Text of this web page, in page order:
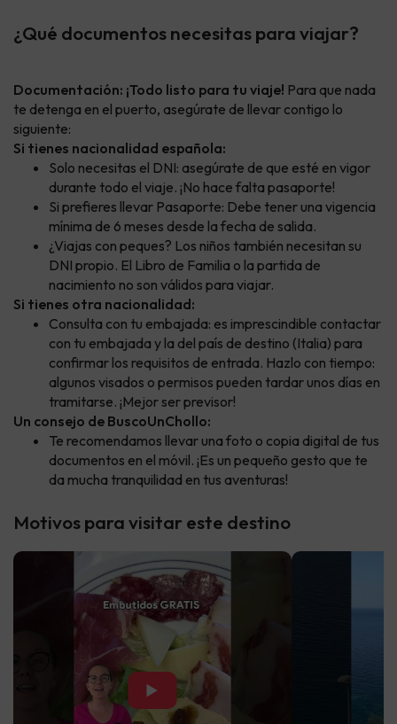
¿Qué documentos necesitas para viajar?
Documentación: ¡Todo listo para tu viaje! Para que nada
te detenga en el puerto, asegúrate de llevar contigo lo
siguiente:
Si tienes nacionalidad española:
Solo necesitas el DNI: asegúrate de que esté en vigor
durante todo el viaje. ¡No hace falta pasaporte!
Si prefieres llevar Pasaporte: Debe tener una vigencia
mínima de 6 meses desde la fecha de salida.
¿Viajas con peques? Los niños también necesitan su
DNI propio. El Libro de Familia o la partida de
nacimiento no son válidos para viajar.
Si tienes otra nacionalidad:
Consulta con tu embajada: es imprescindible contactar
con tu embajada y la del país de destino (Italia) para
confirmar los requisitos de entrada. Hazlo con tiempo:
algunos visados o permisos pueden tardar unos días en
tramitarse. ¡Mejor ser previsor!
Un consejo de BuscoUnChollo:
Te recomendamos llevar una foto o copia digital de tus
documentos en el móvil. ¡Es un pequeño gesto que te
da mucha tranquilidad en tus aventuras!
Motivos para visitar este destino
▶